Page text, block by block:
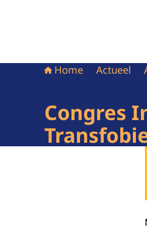
Home Actueel
Congres